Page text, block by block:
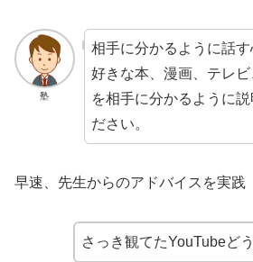
塾
相手に分かるように話す
好きな本、漫画、テレ
を相手に分かるように
ださい。
早速、先生からのアドバイスを実践
さっき観てたYouTubeど